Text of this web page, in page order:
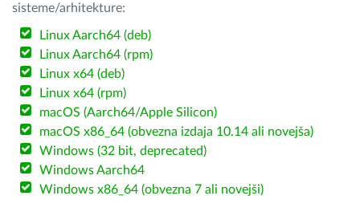
sisteme/arhitekture:
Linux Aarch64 (deb)
Linux Aarch64 (rpm)
Linux x64 (deb)
Linux x64 (rpm)
macOS (Aarch64/Apple Silicon)
macOS x86_64 (obvezna izdaja 10.14 ali novejša)
Windows (32 bit, deprecated)
Windows Aarch64
Windows x86_64 (obvezna 7 ali novejši)